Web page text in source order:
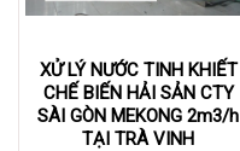
XỬ LÝ NƯỚC TINH KHIẾT
CHẾ BIẾN HẢI SẢN CTY
SÀI GÒN MEKONG 2m3/h
TẠI TRÀ VINH